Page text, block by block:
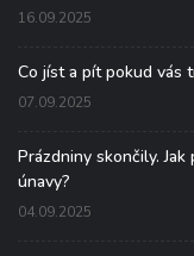
16.09.2025
Co jíst a pít pokud vás
07.09.2025
Prázdniny skončily.
únavy?
04.09.2025